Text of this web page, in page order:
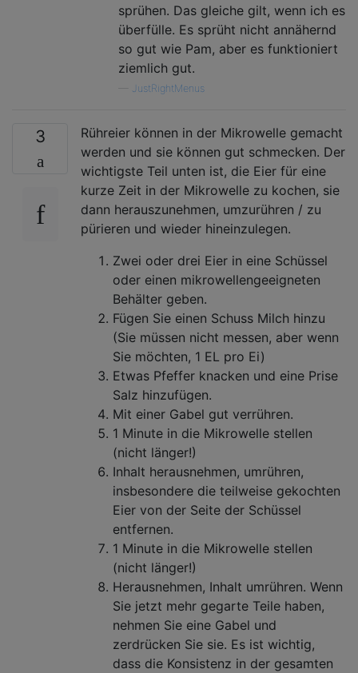
sprühen. Das gleiche gilt, wenn ich es
überfülle. Es sprüht nicht annähernd
so gut wie Pam, aber es funktioniert
ziemlich gut.
JustRightMenus
3
Rühreier können in der Mikrowelle gemacht
werden und sie können gut schmecken. Der
wichtigste Teil unten ist, die Eier für eine
kurze Zeit in der Mikrowelle zu kochen, sie
dann herauszunehmen, umzurühren / zu
pürieren und wieder hineinzulegen.
Zwei oder drei Eier in eine Schüssel
oder einen mikrowellengeeigneten
Behälter geben.
Fügen Sie einen Schuss Milch hinzu
(Sie müssen nicht messen, aber wenn
Sie möchten, 1 EL pro Ei)
Etwas Pfeffer knacken und eine Prise
Salz hinzufügen.
Mit einer Gabel gut verrühren.
1 Minute in die Mikrowelle stellen
(nicht länger!)
Inhalt herausnehmen, umrühren,
insbesondere die teilweise gekochten
Eier von der Seite der Schüssel
entfernen.
1 Minute in die Mikrowelle stellen
(nicht länger!)
Herausnehmen, Inhalt umrühren. Wenn
Sie jetzt mehr gegarte Teile haben,
nehmen Sie eine Gabel und
zerdrücken Sie sie. Es ist wichtig,
dass die Konsistenz in der gesamten